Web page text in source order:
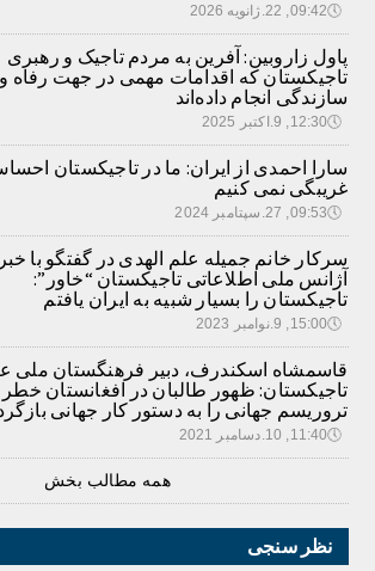
🕔09:42, 22.ژانویه 2026
پاول زاروبین: آفرین به مردم تاجیک و رهبری
تاجیکستان که اقدامات مهمی در جهت رفاه و
سازندگی انجام داده‌اند
🕔12:30, 9.اکتبر 2025
سارا احمدی از ایران: ما در تاجیکستان
غریبگی نمی کنیم
🕔09:53, 27.سپتامبر 2024
سرکار خانم جمیله علم الهدی در گفتگو با
آژانس ملی اطلاعاتی تاجیکستان “خاور”:
تاجیکستان را بسیار شبیه به ایران یافتم
🕔15:00, 9.نوامبر 2023
قاسمشاه اسکندرف، دبیر فرهنگستان ملی
تاجیکستان: ظهور طالبان در افغانستان خطر
تروریسم جهانی را به دستور کار جهانی
🕔11:40, 10.دسامبر 2021
همه مطالب بخش
نظر سنجی